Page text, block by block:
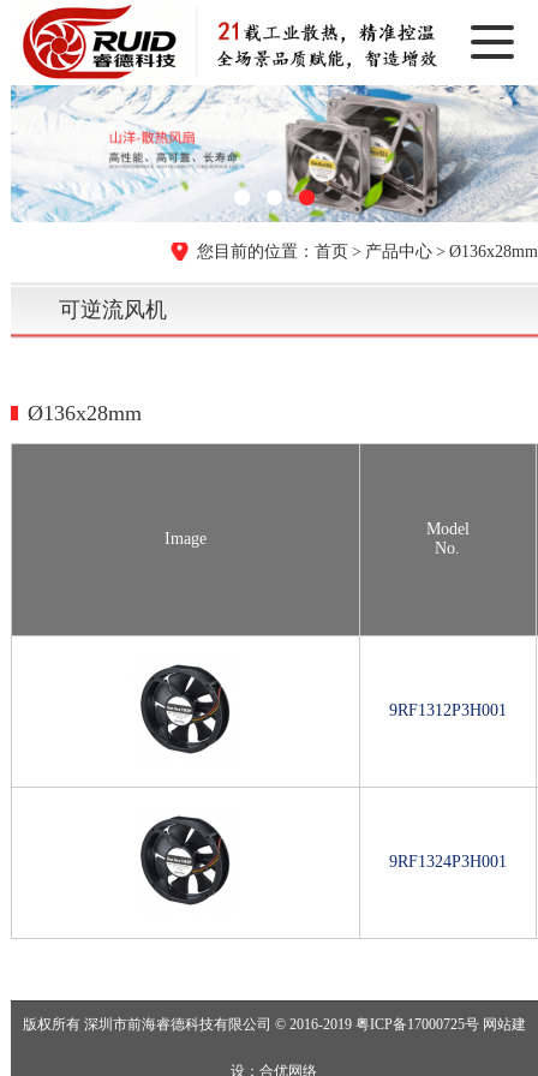
首页 产品中心 Ø136x28mm
可逆流风机
Ø136x28mm
Image
Model
No.
9RF1312P3H001
9RF1324P3H001
版权所有 深圳市前海睿德科技有限公司 © 2016-2019 粤ICP备17000725号 网站建
设 ：合优网络